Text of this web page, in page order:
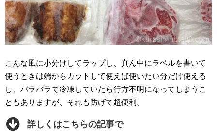
こんな風に小分けしてラップし、真ん中にラベルを書いて
使うときは端からカットして使えば使いたい分だけ使える
し、バラバラで冷凍していたら行方不明になってしまうこ
ともありますが、それも防げて超便利。
詳しくはこちらの記事で